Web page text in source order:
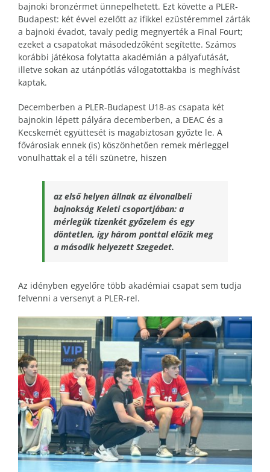
bajnoki bronzérmet ünnepelhetett. Ezt követte a PLER-
Budapest: két évvel ezelőtt az ifikkel ezüstéremmel zárták
a bajnoki évadot, tavaly pedig megnyerték a Final Fourt;
ezeket a csapatokat másodedzőként segítette. Számos
korábbi játékosa folytatta akadémián a pályafutását,
illetve sokan az utánpótlás válogatottakba is meghívást
kaptak.
Decemberben a PLER-Budapest U18-as csapata két
bajnokin lépett pályára decemberben, a DEAC és a
Kecskemét együttesét is magabiztosan győzte le. A
fővárosiak ennek (is) köszönhetően remek mérleggel
vonulhattak el a téli szünetre, hiszen
az első helyen állnak az élvonalbeli
bajnokság Keleti csoportjában: a
mérlegük tizenkét győzelem és egy
döntetlen, így három ponttal előzik meg
a második helyezett Szegedet.
Az idényben egyelőre több akadémiai csapat sem tudja
felvenni a versenyt a PLER-rel.